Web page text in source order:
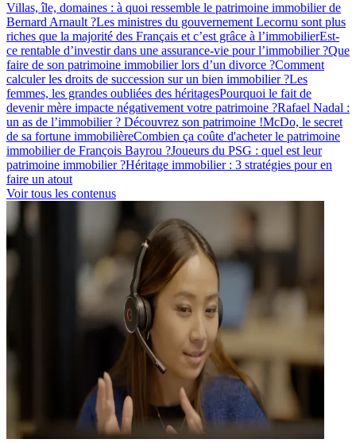
Villas, île, domaines : à quoi ressemble le patrimoine immobilier de
Bernard Arnault ?Les ministres du gouvernement Lecornu sont plus
riches que la majorité des Français et c’est grâce à l’immobilierEst-
ce rentable d’investir dans une assurance-vie pour l’immobilier ?Que
faire de son patrimoine immobilier lors d’un divorce ?Comment
calculer les droits de succession sur un bien immobilier ?Les
femmes, les grandes oubliées des héritagesPourquoi le fait de
devenir mère impacte négativement votre patrimoine ?Rafael Nadal :
un as de l’immobilier ? Découvrez son patrimoine !McDo, le secret
de sa fortune immobilièreCombien ça coûte d'acheter le patrimoine
immobilier de François Bayrou ?Joueurs du PSG : quel est leur
patrimoine immobilier ?Héritage immobilier : 3 stratégies pour en
faire un atout
Voir tous les contenus